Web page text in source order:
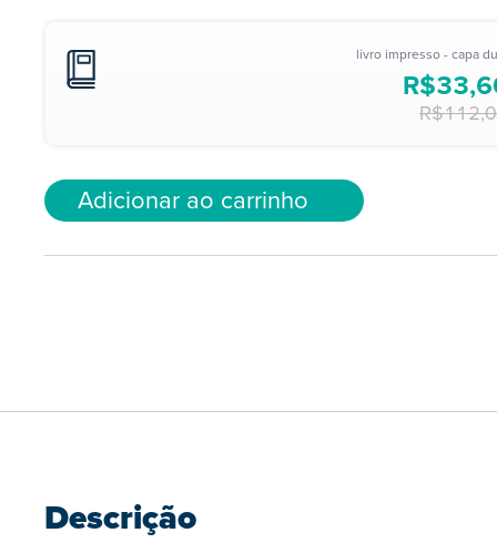
livro impresso - capa
R$
R$
Adicionar ao carrinho
Descrição